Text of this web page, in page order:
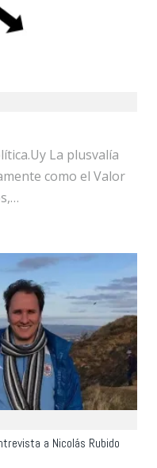
La plusvalía
como el Valor
a Nicolás Rubido